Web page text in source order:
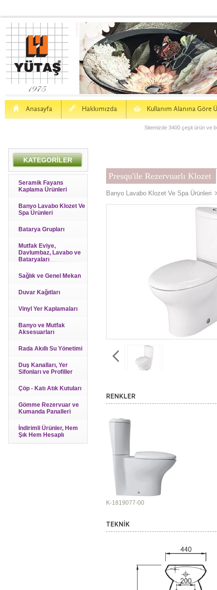
Anasayfa
H Hakkımızda
a Kullanım Alanına Göre
S
Sitemizde 3400 çeşit ürün ve
KATEGORİLER
Seramik Fayans
Kaplama Ürünleri
Banyo Lavabo Klozet Ve
Spa Ürünleri
Batarya Grupları
Mutfak Eviye,
Davlumbaz, Lavabo ve
Bataryaları
Sağlık ve Genel Mekan
Duvar Kağıtları
Vinyl Yer Kaplamaları
Banyo ve Mutfak
Aksesuarları
Rada Akıllı Su Yönetimi
Duş Kanalları, Yer
Sifonları ve Profiller
Çöp - Katı Atık Kutuları
Gömme Rezervuar ve
Kumanda Panalleri
İndirimli Ürünler, Hem
Şık Hem Hesaplı
Presqu'ile Rezervuarlı Klozet
Banyo Lavabo Klozet Ve Spa Ürünleri
RENKLER
K-1819077-00
TEKNİK